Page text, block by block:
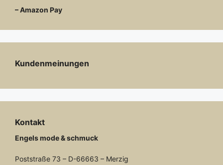
– Amazon Pay
Kundenmeinungen
Kontakt
Engels mode & schmuck
Poststraße 73 – D-66663 – Merzig